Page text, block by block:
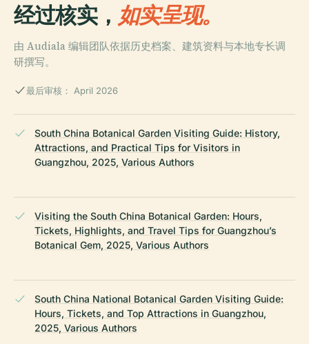
经过核实， 如实呈现。
由 Audiala 编辑团队依据历史档案、建筑资料与本地专长调
研撰写。
最后审核： April 2026
South China Botanical Garden Visiting Guide: History,
Attractions, and Practical Tips for Visitors in
Guangzhou, 2025, Various Authors
Visiting the South China Botanical Garden: Hours,
Tickets, Highlights, and Travel Tips for Guangzhou’s
Botanical Gem, 2025, Various Authors
South China National Botanical Garden Visiting Guide:
Hours, Tickets, and Top Attractions in Guangzhou,
2025, Various Authors